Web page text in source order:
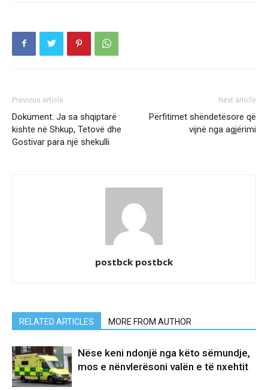
Previous article
Dokument: Ja sa shqiptarë
kishte në Shkup, Tetovë dhe
Gostivar para një shekulli
Next article
Përfitimet shëndetësore që
vijnë nga agjërimi
postbck postbck
RELATED ARTICLES MORE FROM AUTHOR
Nëse keni ndonjë nga këto sëmundje,
mos e nënvlerësoni valën e të nxehtit